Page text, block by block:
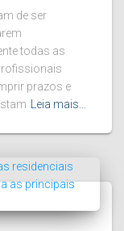
de ser
todas as
prazos e
Leia mais…